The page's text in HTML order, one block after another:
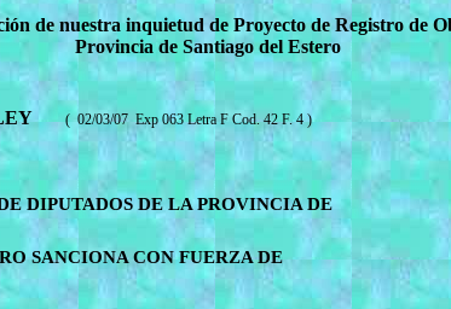
de nuestra inquietud de Proyecto de Registro de
Provincia de Santiago del Estero
( 02/03/07 Exp 063 Letra F Cod. 42 F. 4 )
DIPUTADOS DE LA PROVINCIADE
SANCIONA CON FUERZA DE